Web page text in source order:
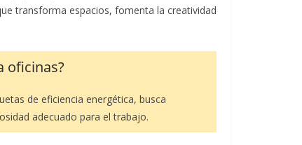
transforma espacios, fomenta la creatividad
oficinas?
de eficiencia energética, busca
adecuado para el trabajo.